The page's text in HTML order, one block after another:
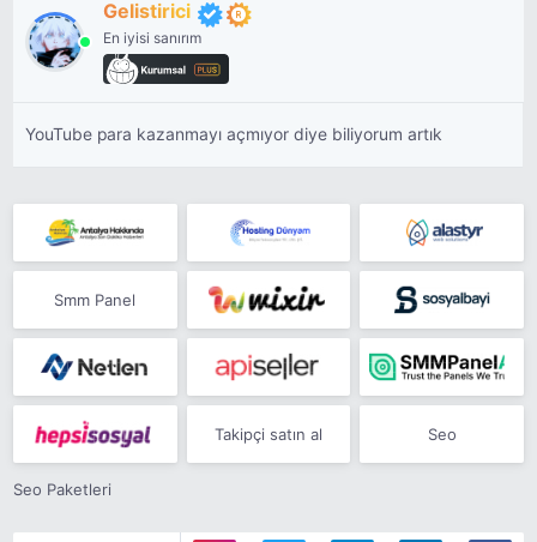
Gelistirici
En iyisi sanırım
YouTube para kazanmayı açmıyor diye biliyorum artık
Smm Panel
Takipçi satın al Seo
Seo Paketleri